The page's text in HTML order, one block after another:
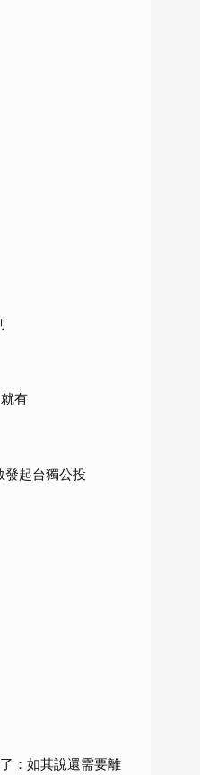
有
發起台獨公投
：如其說還需要離